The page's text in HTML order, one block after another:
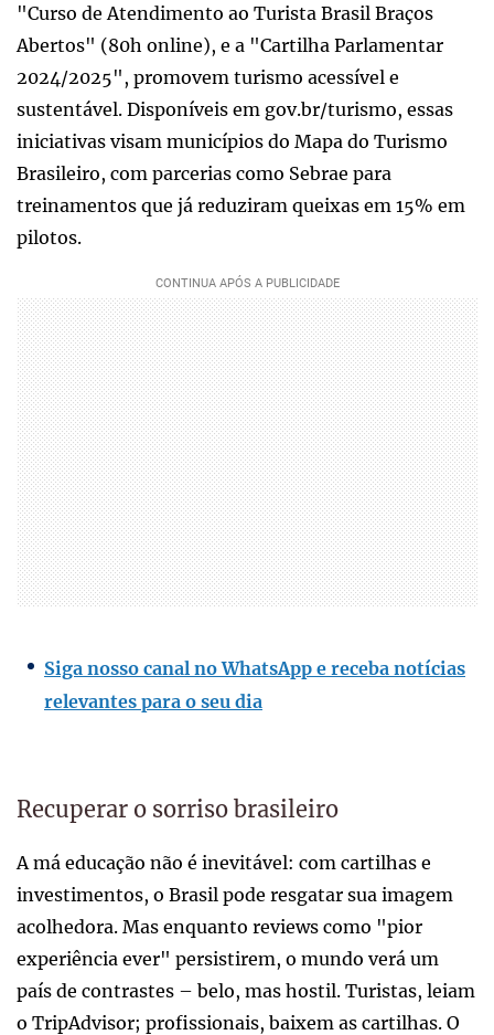
"Curso de Atendimento ao Turista Brasil Braços
Abertos" (80h online), e a "Cartilha Parlamentar
2024/2025", promovem turismo acessível e
sustentável. Disponíveis em gov.br/turismo, essas
iniciativas visam municípios do Mapa do Turismo
Brasileiro, com parcerias como Sebrae para
treinamentos que já reduziram queixas em 15% em
pilotos.
Siga nosso canal no WhatsApp e receba notícias
relevantes para o seu dia
Recuperar o sorriso brasileiro
A má educação não é inevitável: com cartilhas e
investimentos, o Brasil pode resgatar sua imagem
acolhedora. Mas enquanto reviews como "pior
experiência ever" persistirem, o mundo verá um
país de contrastes – belo, mas hostil. Turistas, leiam
o TripAdvisor; profissionais, baixem as cartilhas. O